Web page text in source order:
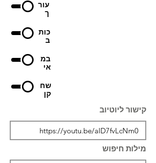
עור
ך
כות
ב
במ
אי
שח
קן
קישור ליוטיוב
מילות חיפוש